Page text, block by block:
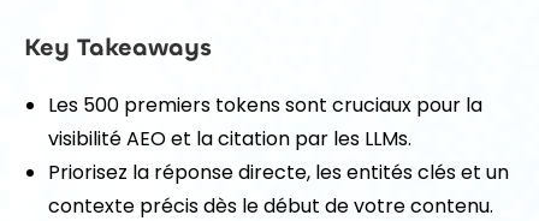
Key Takeaways
Les 500 premiers tokens sont cruciaux pour la
visibilité AEO et la citation par les LLMs.
Priorisez la réponse directe, les entités clés et un
contexte précis dès le début de votre contenu.